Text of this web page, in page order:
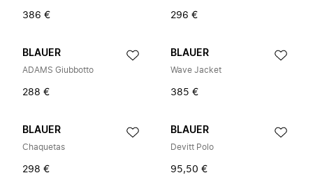
386 € 296 €
BLAUER
ADAMS Giubbotto
288 €
BLAUER
Wave Jacket
385 €
BLAUER
Chaquetas
298 €
BLAUER
Devitt Polo
95,50 €